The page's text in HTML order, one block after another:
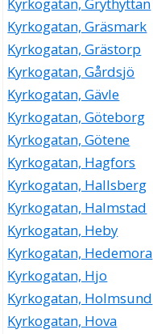
Kyrkogatan, Grythyttan
Kyrkogatan, Gräsmark
Kyrkogatan, Grästorp
Kyrkogatan, Gårdsjö
Kyrkogatan, Gävle
Kyrkogatan, Göteborg
Kyrkogatan, Götene
Kyrkogatan, Hagfors
Kyrkogatan, Hallsberg
Kyrkogatan, Halmstad
Kyrkogatan, Heby
Kyrkogatan, Hedemora
Kyrkogatan, Hjo
Kyrkogatan, Holmsund
Kyrkogatan, Hova